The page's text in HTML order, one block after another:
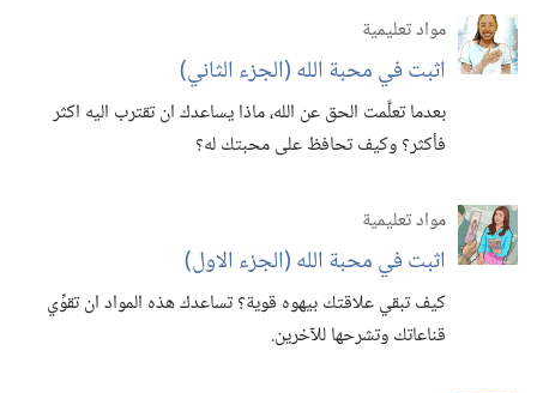
مواد تعليمية
اثبت في محبة الله (‏الجزء الثاني)‏
بعدما تعلَّمت الحق عن الله،‏ ماذا يساعدك ان تقترب اليه اكثر
فأكثر؟‏ وكيف تحافظ على محبتك له؟‏
مواد تعليمية
اثبت في محبة الله (‏الجزء الاول)‏
كيف تبقي علاقتك بيهوه قوية؟‏ تساعدك هذه المواد ان تقوِّي
قناعاتك وتشرحها للآخرين.‏